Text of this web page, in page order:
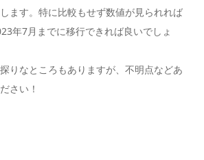
ます。特に比較もせず数値が見られれば
年7月までに移行できれば良いでしょ
りなところもありますが、不明点などあ
さい！